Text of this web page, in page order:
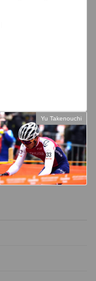
Yu Takenouchi